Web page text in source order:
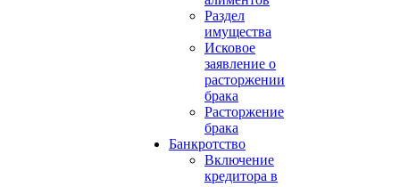
Раздел
имущества
Исковое
заявление о
расторжении
брака
Расторжение
брака
Банкротство
Включение
кредитора в